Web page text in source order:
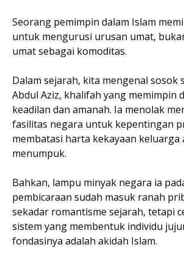
Seorang pemimpin dalam Islam
untuk mengurusi urusan umat,
umat sebagai komoditas.
Dalam sejarah, kita mengenal sosok
Abdul Aziz, khalifah yang memimpin
keadilan dan amanah. Ia menolak
fasilitas negara untuk kepentingan
membatasi harta kekayaan keluarga
menumpuk.
Bahkan, lampu minyak negara ia
pembicaraan sudah masuk ranah
sekadar romantisme sejarah, tetapi
sistem yang membentuk individu
fondasinya adalah akidah Islam.